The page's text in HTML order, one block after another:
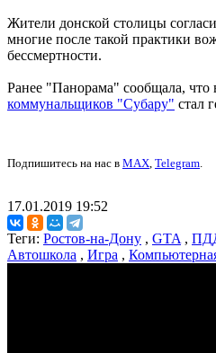
Жители донской столицы
многие после такой практики
бессмертности.
Ранее "Панорама" сообщала, что
коммунальщиков "Субару" стал
Подпишитесь на нас в MAX, Telegram.
17.01.2019 19:52
Теги: Ростов-на-Дону , GTA ,
Автошкола , Игра ,